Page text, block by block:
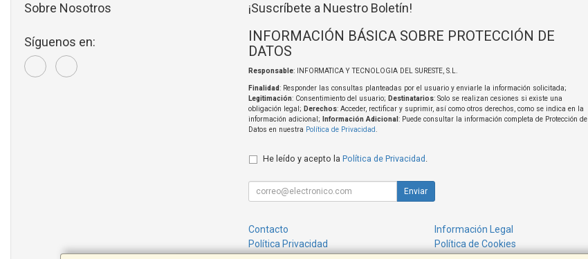
Sobre Nosotros
Síguenos en:
¡Suscríbete a Nuestro Boletín!
INFORMACIÓN BÁSICA SOBRE PROTECCIÓN DE
DATOS
Responsable: INFORMATICA Y TECNOLOGIA DEL SURESTE, S.L.
Finalidad: Responder las consultas planteadas por el usuario y enviarle la información solicitada;
Legitimación: Consentimiento del usuario; Destinatarios: Solo se realizan cesiones si existe una
obligación legal; Derechos: Acceder, rectificar y suprimir, así como otros derechos, como se indica en la
información adicional;
Información Adicional : Puede consultar la información completa de Protección de
Datos en nuestra Política de Privacidad.
He leído y acepto la Política de Privacidad .
Enviar
Contacto
Información Legal
Política Privacidad
Política de Cookies